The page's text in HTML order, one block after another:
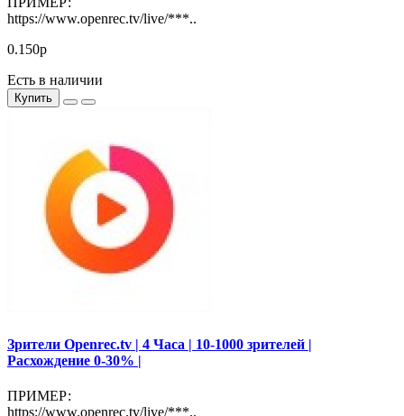
https://www.openrec.tv/live/***..
0.150р
Есть в наличии
Купить
Зрители Openrec.tv | 4 Часа | 10-1000 зрителей |
Расхождение 0-30% |
ПРИМЕР:
https://www.openrec.tv/live/***..